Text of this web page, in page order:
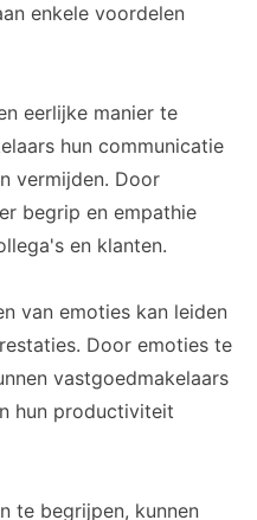
enkele voordelen
eerlijke manier te
hun communicatie
vermijden. Door
begrip en empathie
en klanten.
van emoties kan leiden
Door emoties te
vastgoedmakelaars
hun productiviteit
te begrijpen, kunnen